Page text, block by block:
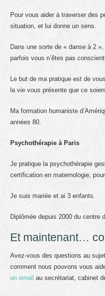
Pour vous aider à traverser des
situation, et lui donne un sens.
Dans une sorte de « danse à 2
parfois vous n’êtes pas
Le but de ma pratique est de
la vie vous présente que ce
Ma formation humaniste
années 80.
Psychothérapie à Paris
Je pratique la psychothérapie
certification en maternologie,
Je suis mariée et ai 3 enfants.
Diplômée depuis 2000 du centre
Et maintenant…
Avez-vous des questions au
comment nous pouvons vous
un email au secrétariat, cabinet